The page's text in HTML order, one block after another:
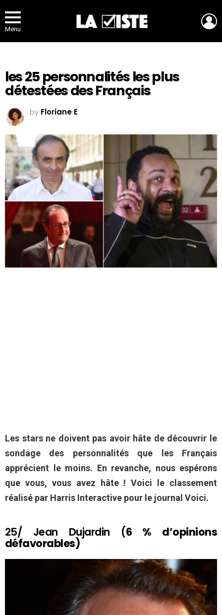
Menu
les 25 personnalités les plus
détestées des Français
by Floriane E
Les stars ne doivent pas avoir hâte de découvrir le
sondage des personnalités que les Français
apprécient le moins. En revanche, nous espérons
que vous, vous avez hâte ! Voici le classement
réalisé par Harris Interactive pour le journal Voici.
25/ Jean Dujardin (6 % d’opinions
défavorables)